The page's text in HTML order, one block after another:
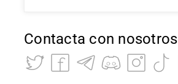
Contacta con nosotros